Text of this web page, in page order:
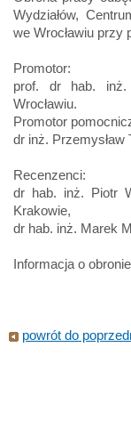
Wydziałów,
we Wrocławiu przy
Promotor:
prof. dr hab. inż.
Wrocławiu.
Promotor
dr inż.
Recenzenci:
dr hab. inż. Piotr
Krakowie,
dr hab. inż. Marek
Informacja o
powrót do